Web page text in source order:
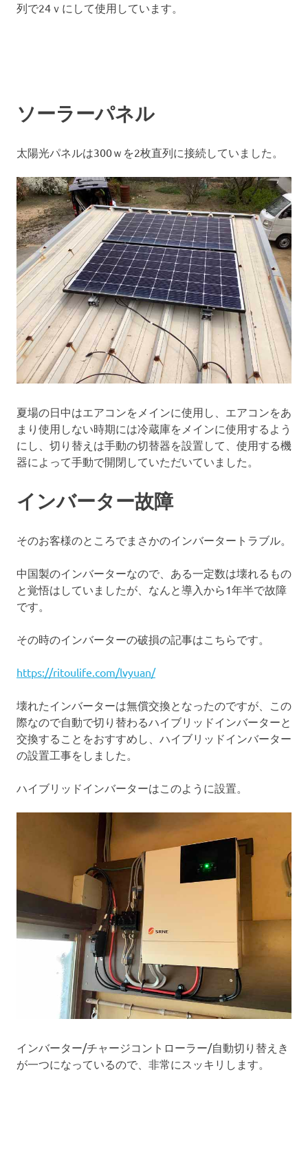
列で24ｖにして使用しています。
ソーラーパネル
太陽光パネルは300ｗを2枚直列に接続していました。
夏場の日中はエアコンをメインに使用し、エアコンをあ
まり使用しない時期には冷蔵庫をメインに使用するよう
にし、切り替えは手動の切替器を設置して、使用する機
器によって手動で開閉していただいていました。
インバーター故障
そのお客様のところでまさかのインバータートラブル。
中国製のインバーターなので、ある一定数は壊れるもの
と覚悟はしていましたが、なんと導入から1年半で故障
です。
その時のインバーターの破損の記事はこちらです。
https://ritoulife.com/lvyuan/
壊れたインバーターは無償交換となったのですが、この
際なので自動で切り替わるハイブリッドインバーターと
交換することをおすすめし、ハイブリッドインバーター
の設置工事をしました。
ハイブリッドインバーターはこのように設置。
インバーター/チャージコントローラー/自動切り替えき
が一つになっているので、非常にスッキリします。